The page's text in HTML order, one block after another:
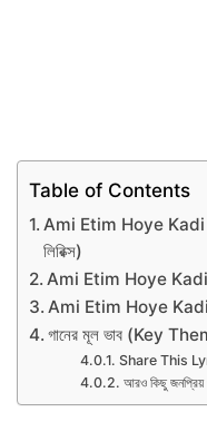
Table of Contents
Ami Etim Hoye Kadi
লিরিক্স)
Ami Etim Hoye
Ami Etim Hoye
গানের মূল ভাব (Key
Share This
আরও কিছু জনপ্রিয়